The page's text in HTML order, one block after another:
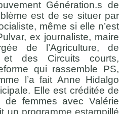
Génération.s de
est de se situer par
même si elle n’est
ex journaliste, maire
de l’Agriculture, de
et des Circuits courts,
qui rassemble PS,
l’a fait Anne Hidalgo
Elle est créditée de
femmes avec Valérie
un programme estampillé